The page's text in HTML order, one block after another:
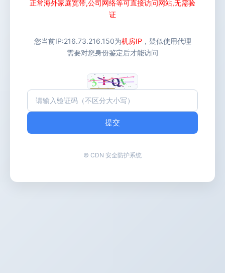
正常海外家庭宽带,公司网络等可直接访问网站,无需验
证
您当前IP:216.73.216.150为机房IP ，疑似使用代理
需要对您身份鉴定后才能访问
提交
© CDN 安全防护系统